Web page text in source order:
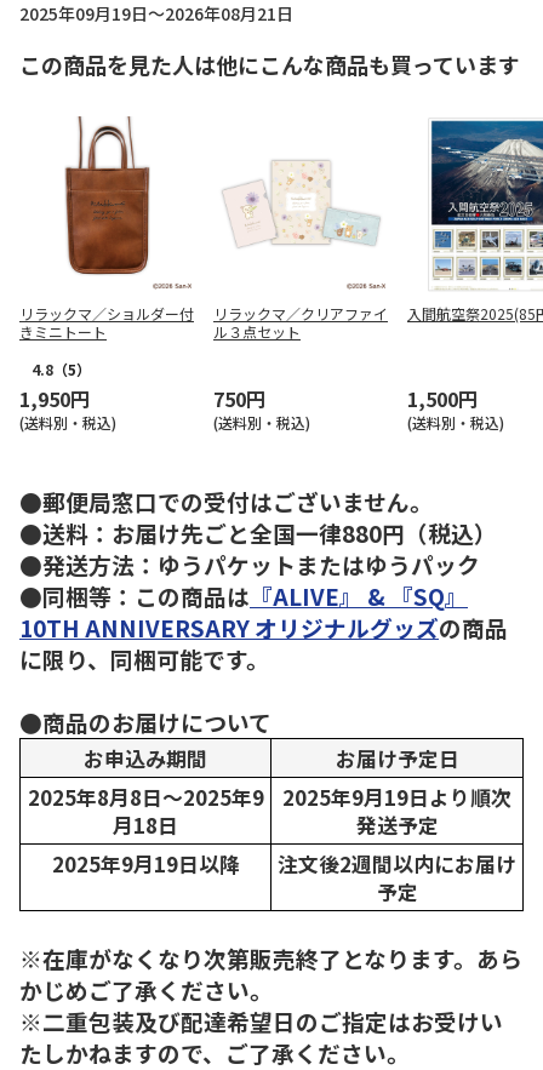
2025年09月19日～2026年08月21日
この商品を見た人は他にこんな商品も買っています
リラックマ／ショルダー付
きミニトート
4.8 （5）
1,950円
(送料別・税込)
リラックマ／クリアファイ
ル３点セット
750円
(送料別・税込)
入間航空祭2025(85
1,500円
(送料別・税込)
●郵便局窓口での受付はございません。
●送料：お届け先ごと全国一律880円（税込）
●発送方法：ゆうパケットまたはゆうパック
●同梱等：この商品は 『ALIVE』 & 『SQ』
10TH ANNIVERSARY オリジナルグッズの商品
に限り、同梱可能です。
●商品のお届けについて
お申込み期間
お届け予定日
2025年8月8日～2025年9
月18日
2025年9月19日より順次
発送予定
2025年9月19日以降
注文後2週間以内にお届け
予定
※在庫がなくなり次第販売終了となります。あら
かじめご了承ください。
※二重包装及び配達希望日のご指定はお受けい
たしかねますので、ご了承ください。